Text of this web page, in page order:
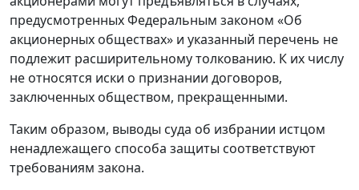
предусмотренных Федеральным законом «Об
акционерных обществах» и указанный перечень не
подлежит расширительному толкованию. К их числу
не относятся иски о признании договоров,
заключенных обществом, прекращенными.
Таким образом, выводы суда об избрании истцом
ненадлежащего способа защиты соответствуют
требованиям закона.